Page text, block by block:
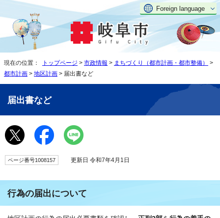
Foreign language
現在の位置： トップページ > 市政情報 > まちづくり（都市計画・都市整備）
>
都市計画 > 地区計画 > 届出書など
届出書など
ページ番号1008157 更新日 令和7年4月1日
行為の届出について